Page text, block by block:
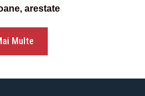
arestate
Multe